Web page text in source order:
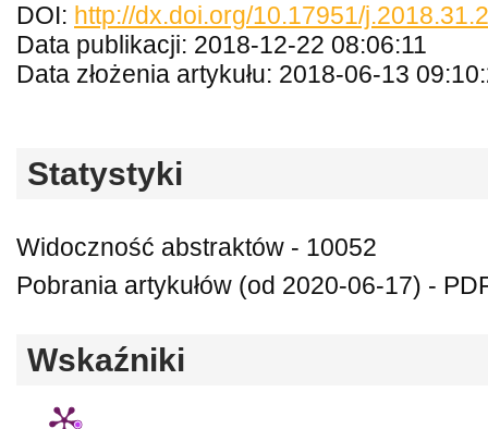
DOI: http://dx.doi.org/10.17951/
Data publikacji: 2018-12-22 08:06:11
Data złożenia artykułu: 2018-06-13
Statystyki
Widoczność abstraktów - 10052
Pobrania artykułów (od 2020-06-17) -
Wskaźniki